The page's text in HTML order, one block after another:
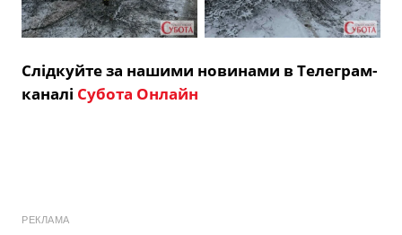
Слідкуйте за нашими новинами в Телеграм-
каналі Субота Онлайн
РЕКЛАМА